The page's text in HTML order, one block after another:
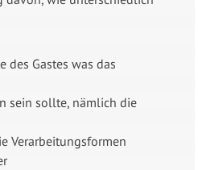
des Gastes was das
sein sollte, nämlich die
Verarbeitungsformen